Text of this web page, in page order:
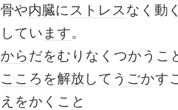
骨や内臓にストレスなく動
してい ます。
からだをむりなくつかうこ
こころ を解放 して うごかす
えをかくこと